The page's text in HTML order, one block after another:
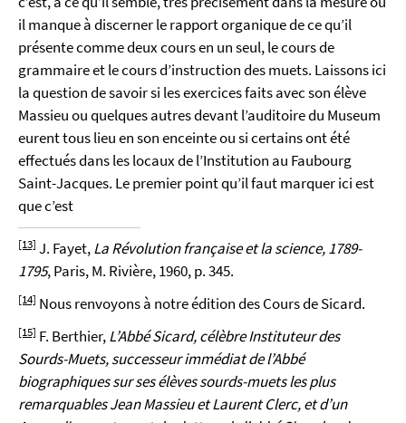
il manque à discerner le rapport organique de ce qu’il
présente comme deux cours en un seul, le cours de
grammaire et le cours d’instruction des muets. Laissons ici
la question de savoir si les exercices faits avec son élève
Massieu ou quelques autres devant l’auditoire du Museum
eurent tous lieu en son enceinte ou si certains ont été
effectués dans les locaux de l’Institution au Faubourg
Saint-Jacques. Le premier point qu’il faut marquer ici est
que c’est
[13] J. Fayet,La Révolution française et la science, 1789-
1795, Paris, M. Rivière, 1960, p. 345.
[14] Nous renvoyons à notre édition des Cours de Sicard.
[15] F. Berthier,L’Abbé Sicard, célèbre Instituteur des
Sourds-Muets, successeur immédiat de l’Abbé
biographiques sur ses élèves sourds-muets les plus
remarquables Jean Massieu et Laurent Clerc, et d’un